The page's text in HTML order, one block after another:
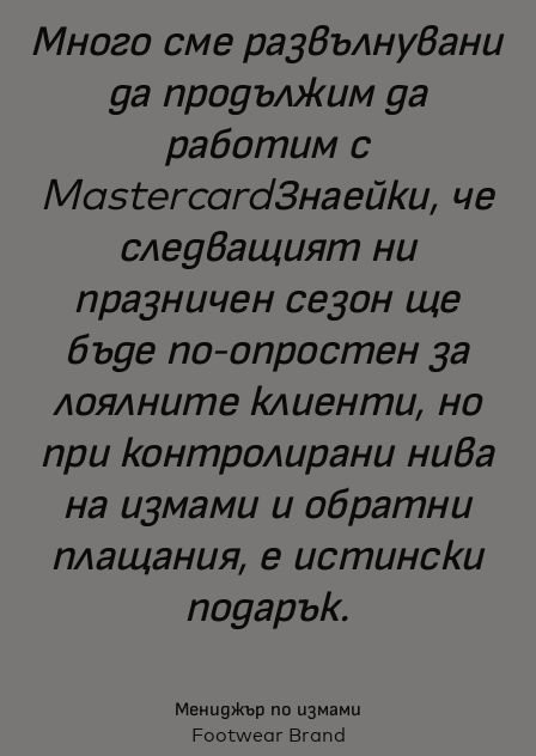
Много сме развълнувани
да продължим да
работим с
MastercardЗнаейки, че
следващият ни
празничен сезон ще
бъде по-опростен за
лоялните клиенти, но
при контролирани нива
на измами и обратни
плащания, е истински
подарък.
Мениджър по измами
Footwear Brand